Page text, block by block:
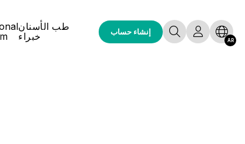
طب الأسنان
خبراء
إنشاء حساب
AR